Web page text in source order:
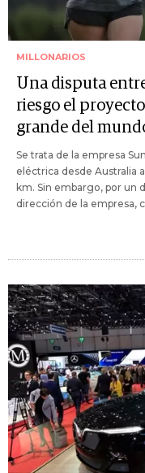
MILLONARIOS
Una disputa
riesgo el
grande del
Se trata de la empresa
eléctrica desde Australia
km. Sin embargo, por un
dirección de la empresa,